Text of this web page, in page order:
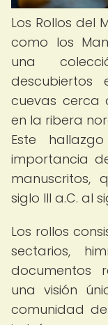
Los Rollos del
como los
una
cuevas cerca
en la ribera
Este
importancia
siglo III a.C. al
Los rollos
sectarios,
documentos
una visión
comunidad